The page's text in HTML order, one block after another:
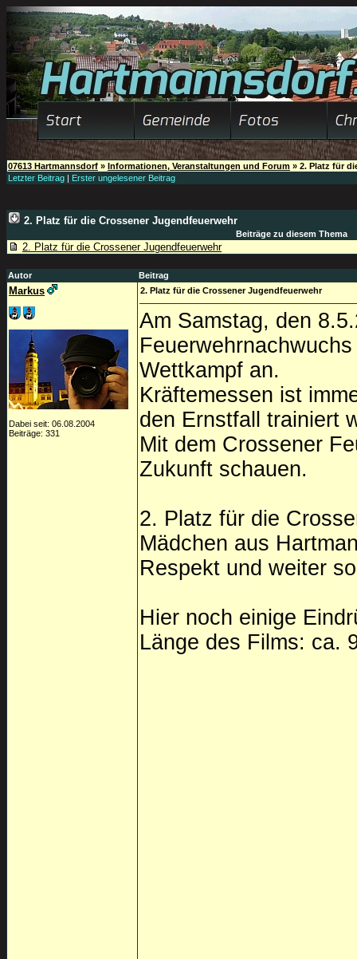
07613 Hartmannsdorf » Informationen, Veranstaltungen und Forum » 2. Platz für
Letzter Beitrag | Erster ungelesener Beitrag
2. Platz für die Crossener Jugendfeuerwehr
Beiträge zu diesem Thema
2. Platz für die Crossener Jugendfeuerwehr
Autor Beitrag
Markus
Dabei seit: 06.08.2004
Beiträge: 331
2. Platz für die Crossener Jugendfeuerwehr
Am Samstag, den
Wettkampf an.
Kräftemessen ist
den Ernstfall trainiert
Mit dem Crossener
Zukunft schauen.
2. Platz für die
Mädchen aus
Respekt und weiter
Hier noch einige
Länge des Films: ca.